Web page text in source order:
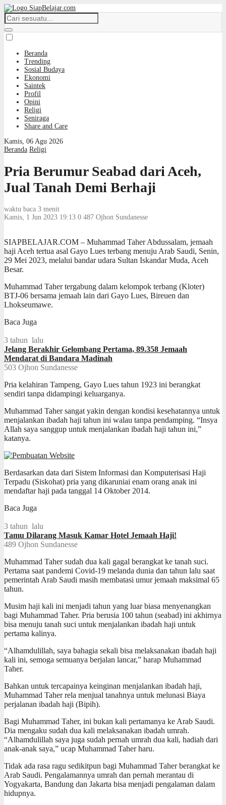
Beranda
Trending
Sosial Budaya
Ekonomi
Saintek
Profil
Opini
Religi
Seniraga
Share and Care
Kamis, 06 Agu 2026
Beranda Religi
Pria Berumur Seabad dari Aceh,
Jual Tanah Demi Berhaji
waktu baca 3 menit
Kamis, 1 Jun 2023 19:13 0 487 Ojhon Sundanesse
SIAPBELAJAR.COM – Muhammad Taher Abdussalam, jemaah
haji Aceh tertua asal Gayo Lues terbang menuju Arab Saudi, Senin,
29 Mei 2023, melalui bandar udara Sultan Iskandar Muda, Aceh
Besar.
Muhammad Taher tergabung dalam kelompok terbang (Kloter)
BTJ-06 bersama jemaah lain dari Gayo Lues, Bireuen dan
Lhokseumawe.
Baca Juga
3 tahun lalu
Jelang Berakhir Gelombang Pertama, 89.358 Jemaah
Mendarat di Bandara Madinah
503 Ojhon Sundanesse
Pria kelahiran Tampeng, Gayo Lues tahun 1923 ini berangkat
sendiri tanpa didampingi keluarganya.
Muhammad Taher sangat yakin dengan kondisi kesehatannya untuk
menjalankan ibadah haji tahun ini walau tanpa pendamping. “Insya
Allah saya sanggup untuk menjalankan ibadah haji tahun ini,”
katanya.
Berdasarkan data dari Sistem Informasi dan Komputerisasi Haji
Terpadu (Siskohat) pria yang dikaruniai enam orang anak ini
mendaftar haji pada tanggal 14 Oktober 2014.
Baca Juga
3 tahun lalu
Tamu Dilarang Masuk Kamar Hotel Jemaah Haji!
489 Ojhon Sundanesse
Muhammad Taher sudah dua kali gagal berangkat ke tanah suci.
Pertama saat pandemi Covid-19 melanda dunia dan tahun lalu saat
pemerintah Arab Saudi masih membatasi umur jemaah maksimal 65
tahun.
Musim haji kali ini menjadi tahun yang luar biasa menyenangkan
bagi Muhammad Taher. Pria berusia 100 tahun (seabad) ini akhirnya
bisa menuju tanah suci untuk menjalankan ibadah haji untuk
pertama kalinya.
“Alhamdulillah, saya bahagia sekali bisa melaksanakan ibadah haji
kali ini, semoga semuanya berjalan lancar,” harap Muhammad
Taher.
Bahkan untuk tercapainya keinginan menjalankan ibadah haji,
Muhammad Taher rela menjual tanahnya untuk melunasi Biaya
perjalanan ibadah haji (Bipih).
Bagi Muhammad Taher, ini bukan kali pertamanya ke Arab Saudi.
Dia mengaku sudah dua kali melaksanakan ibadah umrah.
“Alhamdulillah saya juga sudah pernah umrah dua kali, hadiah dari
anak-anak saya,” ucap Muhammad Taher haru.
Tidak ada rasa ragu sedikitpun bagi Muhammad Taher berangkat ke
Arab Saudi. Pengalamannya umrah dan pernah merantau di
Yogyakarta, Bandung dan Jakarta bisa menjadi pengalaman dalam
hidupnya.